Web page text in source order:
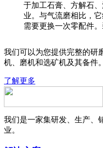
于加工石膏、方解石
业。与气流磨相比，
需要更换一次零配件
我们可以为您提供完整的研
机、磨机和选矿机及其备件。
了解更多
我们是一家集研发、生产、
业。